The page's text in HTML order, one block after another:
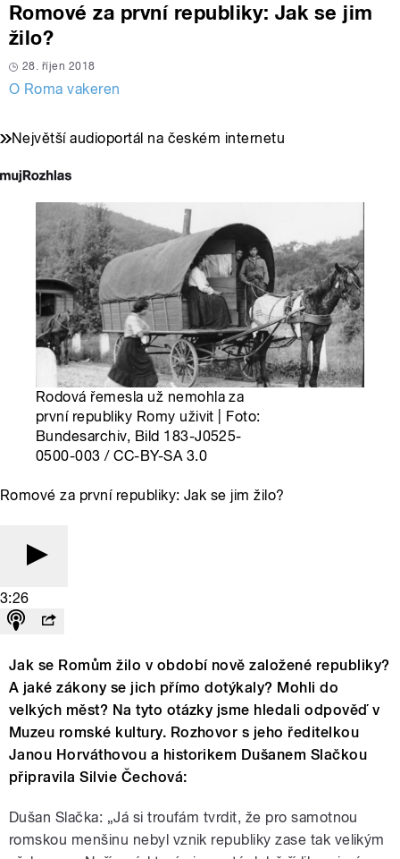
Romové za první republiky: Jak se jim
žilo?
28. říjen 2018
O Roma vakeren
Největší audioportál na českém internetu
Rodová řemesla už nemohla za
první republiky Romy uživit | Foto:
Bundesarchiv, Bild 183-J0525-
0500-003 / CC-BY-SA 3.0
Romové za první republiky: Jak se jim žilo?
3:26
Jak se Romům žilo v období nově založené republiky?
A jaké zákony se jich přímo dotýkaly? Mohli do
velkých měst? Na tyto otázky jsme hledali odpověď v
Muzeu romské kultury. Rozhovor s jeho ředitelkou
Janou Horváthovou a historikem Dušanem Slačkou
připravila Silvie Čechová:
Dušan Slačka: „Já si troufám tvrdit, že pro samotnou
romskou menšinu nebyl vznik republiky zase tak velikým